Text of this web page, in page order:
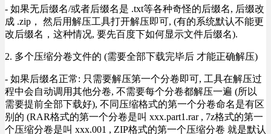
- 如果无后缀名/或者后缀名是 .txt等各种奇怪的后缀名, 后缀改
成 .zip， 然后用解压工具打开解压即可, (有的系统默认不能更
改后缀名，这种情况, 要先百度下如何显示文件后缀名).
2. 多个压缩分卷文件的 (需要全部下载完毕后 才能正确解压)
- 如果后缀名正常: 只需要解压第一个分卷即可, 工具在解压过
程中会自动调用其他分卷, 不需要每个分卷都解压一遍 (所以
需要提前全部下载好), 不同压缩格式的第一个分卷命名是有区
别的 (RAR格式的第一个分卷是叫 xxx.part1.rar , 7z格式的第一
个压缩分卷是叫 xxx.001 , ZIP格式的第一个压缩分卷 就是默认